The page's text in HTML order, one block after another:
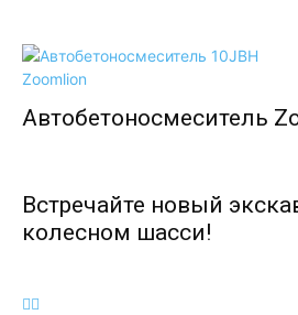
Автобетоносмеситель
Встречайте новый
колесном шасси!